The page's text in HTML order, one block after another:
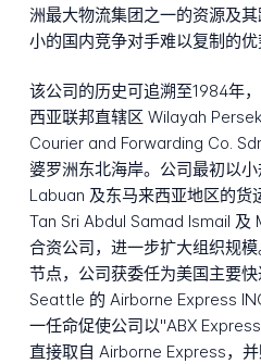
洲最大物流集团之一的资源及
小的国内竞争对手难以复制的优
该公司的历史可追溯至1984年
西亚联邦直辖区 Wilayah
Courier and Forwarding Co.
婆罗洲东北海岸。公司最初以
Labuan 及东马来西亚地区的货
Tan Sri Abdul Samad Ismail 及
合资公司，进一步扩大组织规
节点，公司获委任为美国主要
Seattle 的 Airborne Express
一任命促使公司以"ABX
直接取自 Airborne Express，